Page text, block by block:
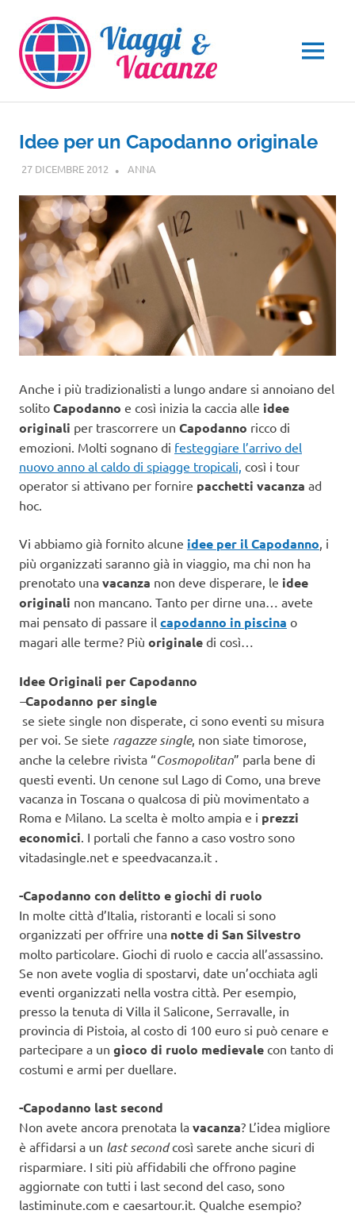
contenuto
MENU
Idee per un Capodanno originale
27 DICEMBRE 2012 ANNA
Anche i più tradizionalisti a lungo andare si annoiano del
solito Capodanno e così inizia la caccia alle idee
originali per trascorrere un Capodanno ricco di
emozioni. Molti sognano di festeggiare l’arrivo del
nuovo anno al caldo di spiagge tropicali, così i tour
operator si attivano per fornire pacchetti vacanza ad
hoc.
Vi abbiamo già fornito alcune idee per il Capodanno, i
più organizzati saranno già in viaggio, ma chi non ha
prenotato una vacanza non deve disperare, le idee
originali non mancano. Tanto per dirne una… avete
mai pensato di passare il capodanno in piscina o
magari alle terme? Più originale di così…
Idee Originali per Capodanno
–Capodanno per single
se siete single non disperate, ci sono eventi su misura
per voi. Se siete ragazze single, non siate timorose,
anche la celebre rivista “Cosmopolitan” parla bene di
questi eventi. Un cenone sul Lago di Como, una breve
vacanza in Toscana o qualcosa di più movimentato a
Roma e Milano. La scelta è molto ampia e i prezzi
economici. I portali che fanno a caso vostro sono
vitadasingle.net e speedvacanza.it .
-Capodanno con delitto e giochi di ruolo
In molte città d’Italia, ristoranti e locali si sono
organizzati per offrire una notte di San Silvestro
molto particolare. Giochi di ruolo e caccia all’assassino.
Se non avete voglia di spostarvi, date un’occhiata agli
eventi organizzati nella vostra città. Per esempio,
presso la tenuta di Villa il Salicone, Serravalle, in
provincia di Pistoia, al costo di 100 euro si può cenare e
partecipare a un gioco di ruolo medievale con tanto di
costumi e armi per duellare.
-Capodanno last second
Non avete ancora prenotata la vacanza? L’idea migliore
è affidarsi a un last secondcosì sarete anche sicuri di
risparmiare. I siti più affidabili che offrono pagine
aggiornate con tutti i last second del caso, sono
lastiminute.com e caesartour.it. Qualche esempio?